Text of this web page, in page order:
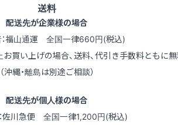
送料
配送先が企業様の場合
福山通運 全国一律660円(税込)
買い上げの場合、送料、代引き手数料ともに無
（沖縄・離島は別途ご相談）
配送先が個人様の場合
佐川急便 全国一律1,200円(税込)